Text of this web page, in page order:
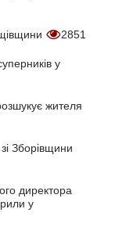
2851
у
жителя
Зборівщини
директора
у